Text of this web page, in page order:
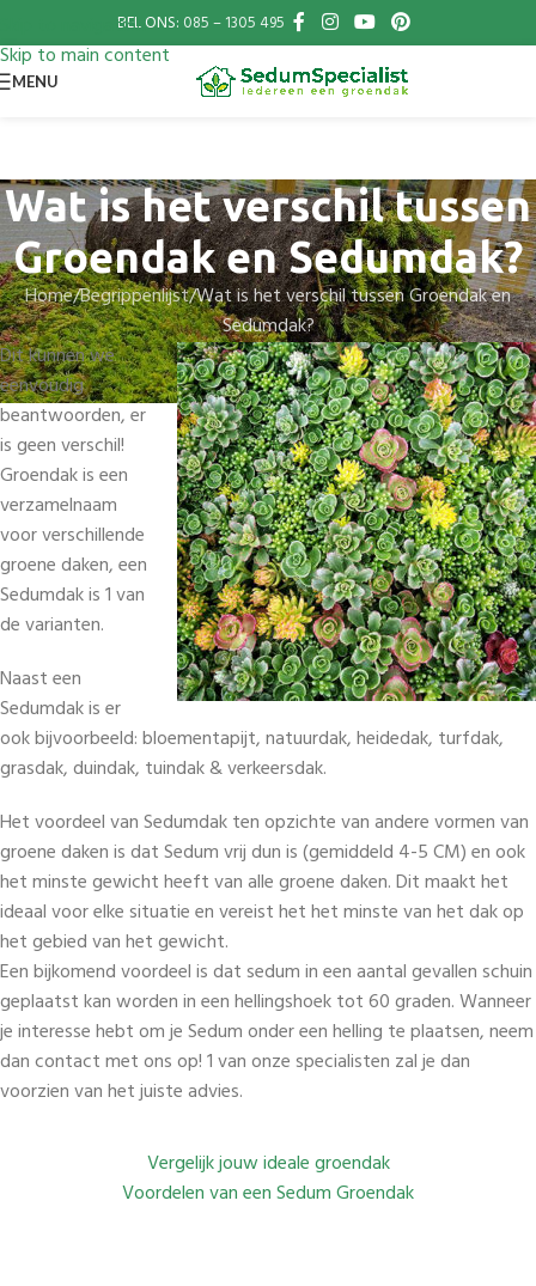
Skip to navigation
Skip to main content
BEL ONS: 085 – 1305 495
MENU
Wat is het verschil tussen
Groendak en Sedumdak?
Home Begrippenlijst Wat is het verschil tussen Groendak en
Sedumdak?
Dit kunnen we
eenvoudig
beantwoorden, er
is geen verschil!
Groendak is een
verzamelnaam
voor verschillende
groene daken, een
Sedumdak is 1 van
de varianten.
Naast een
Sedumdak is er
ook bijvoorbeeld: bloementapijt, natuurdak, heidedak, turfdak,
grasdak, duindak, tuindak & verkeersdak.
Het voordeel van Sedumdak ten opzichte van andere vormen van
groene daken is dat Sedum vrij dun is (gemiddeld 4-5 CM) en ook
het minste gewicht heeft van alle groene daken. Dit maakt het
ideaal voor elke situatie en vereist het het minste van het dak op
het gebied van het gewicht.
Een bijkomend voordeel is dat sedum in een aantal gevallen schuin
geplaatst kan worden in een hellingshoek tot 60 graden. Wanneer
je interesse hebt om je Sedum onder een helling te plaatsen, neem
dan contact met ons op! 1 van onze specialisten zal je dan
voorzien van het juiste advies.
Vergelijk jouw ideale groendak
Voordelen van een Sedum Groendak